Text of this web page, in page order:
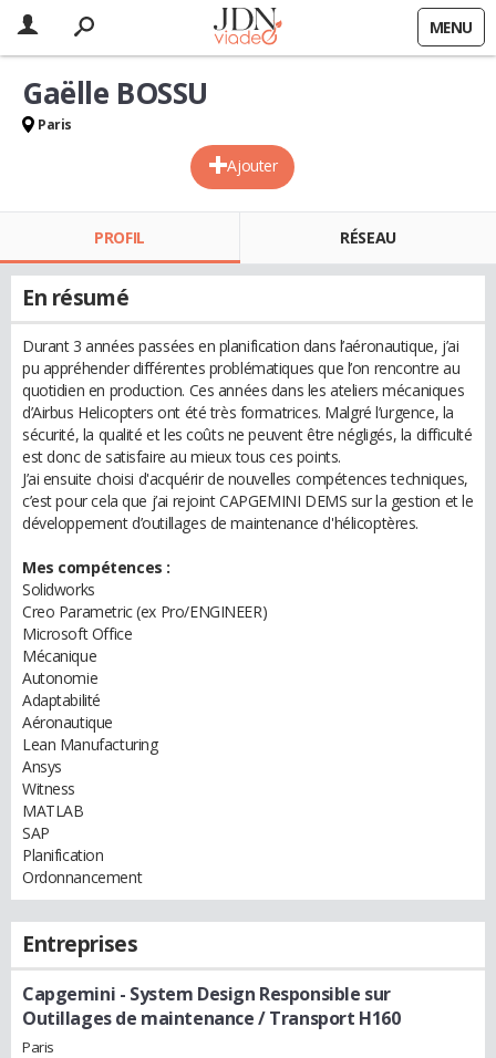
MENU
Ajouter
Gaëlle BOSSU
Paris
PROFIL RÉSEAU
En résumé
Durant 3 années passées en planification dans l’aéronautique, j’ai
pu appréhender différentes problématiques que l’on rencontre au
quotidien en production. Ces années dans les ateliers mécaniques
d’Airbus Helicopters ont été très formatrices. Malgré l’urgence, la
sécurité, la qualité et les coûts ne peuvent être négligés, la difficulté
est donc de satisfaire au mieux tous ces points.
J’ai ensuite choisi d'acquérir de nouvelles compétences techniques,
c’est pour cela que j’ai rejoint CAPGEMINI DEMS sur la gestion et le
développement d’outillages de maintenance d'hélicoptères.
Mes compétences :
Solidworks
Creo Parametric (ex Pro/ENGINEER)
Microsoft Office
Mécanique
Autonomie
Adaptabilité
Aéronautique
Lean Manufacturing
Ansys
Witness
MATLAB
SAP
Planification
Ordonnancement
Entreprises
Capgemini - System Design Responsible sur
Outillages de maintenance / Transport H160
Paris